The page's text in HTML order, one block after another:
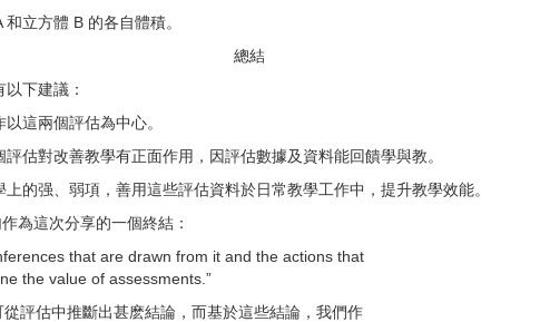
立方體 B 的各自體積。
總結
下建議：
這兩個評估為中心。
估對改善教學有正面作用，因評估數據及資料能回饋學與教。
的强、弱項，善用這些評估資料於日常教學工作中，提升教學效能。
為這次分享的一個終結：
that are drawn from it and the actions that
the value of assessments.”
評估中推斷出甚麽結論，而基於這些結論，我們作